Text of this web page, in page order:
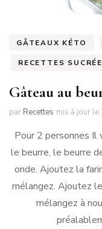
GÂTEAUX KÉTO
RECETTES
Gâteau au
par Recettes mis à jour le
Pour 2 personnes Il
le beurre, le beurre
onde. Ajoutez la
mélangez. Ajoutez
mélangez à